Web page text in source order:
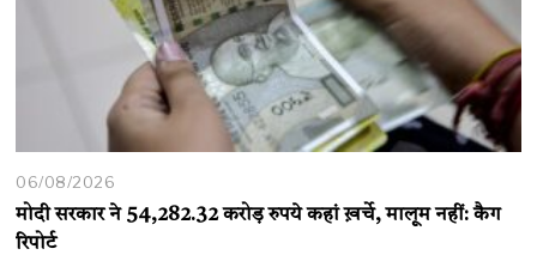
06/08/2026
मोदी सरकार ने 54,282.32 करोड़ रुपये कहां ख़र्चे, मालूम नहीं: कैग
रिपोर्ट